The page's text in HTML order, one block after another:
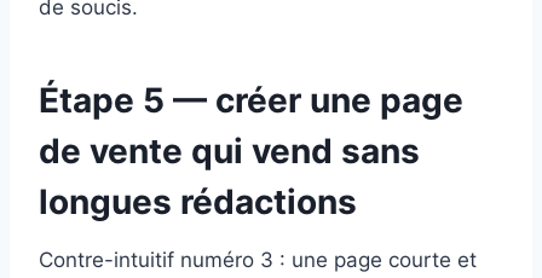
de soucis.
Étape 5 — créer une page
de vente qui vend sans
longues rédactions
Contre-intuitif numéro 3 : une page courte et